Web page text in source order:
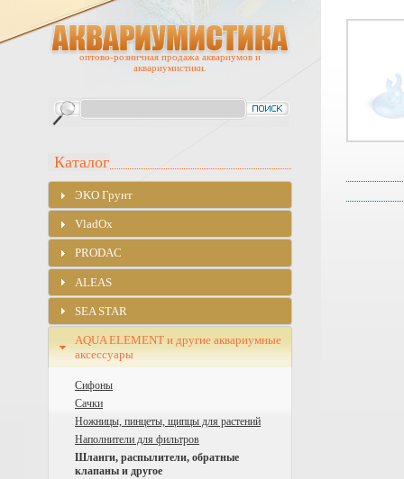
оптово-розничная продажа аквариумов и
аквариумистики.
Каталог
ЭKO Грунт
VladOx
PRODAC
ALEAS
SEA STAR
AQUA ELEMENT и другие аквариумные
аксессуары
Сифоны
Сачки
Ножницы, пинцеты, щипцы для растений
Наполнители для фильтров
Шланги, распылители, обратные
клапаны и другое